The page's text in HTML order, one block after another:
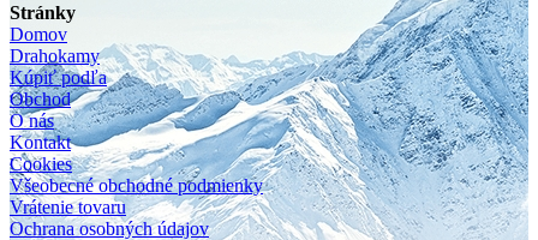
Stránky
Domov
Drahokamy
Kúpiť podľa
Obchod
O nás
Kontakt
Cookies
Všeobecné obchodné podmienky
Vrátenie tovaru
Ochrana osobných údajov